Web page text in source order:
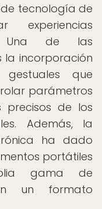
tecnología de
experiencias
Una de las
la incorporación
que
parámetros
precisos de los
Además, la
ha dado
portátiles
gama de
un formato